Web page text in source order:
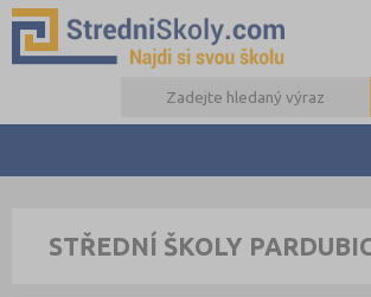
PŘÍPRAVA
STŘEDNÍ ŠKOLY